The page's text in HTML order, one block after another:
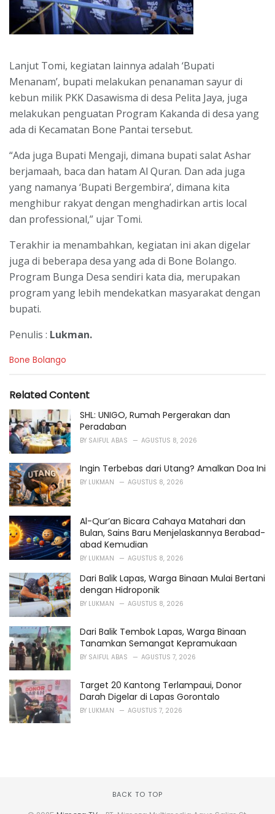
Lanjut Tomi, kegiatan lainnya adalah ‘Bupati
Menanam’, bupati melakukan penanaman sayur di
kebun milik PKK Dasawisma di desa Pelita Jaya, juga
melakukan penguatan Program Kakanda di desa yang
ada di Kecamatan Bone Pantai tersebut.
“Ada juga Bupati Mengaji, dimana bupati salat Ashar
berjamaah, baca dan hatam Al Quran. Dan ada juga
yang namanya ‘Bupati Bergembira’, dimana kita
menghibur rakyat dengan menghadirkan artis local
dan professional,” ujar Tomi.
Terakhir ia menambahkan, kegiatan ini akan digelar
juga di beberapa desa yang ada di Bone Bolango.
Program Bunga Desa sendiri kata dia, merupakan
program yang lebih mendekatkan masyarakat dengan
bupati.
Penulis : Lukman.
C
e
o
r
i
e
:
Bone Bolango
Related Content
SHL: UNIGO, Rumah Pergerakan dan
Peradaban
BY SAIFUL ABAS AGUSTUS 8, 2026
Ingin Terbebas dari Utang? Amalkan Doa Ini
BY LUKMAN AGUSTUS 8, 2026
Al-Qur’an Bicara Cahaya Matahari dan
Bulan, Sains Baru Menjelaskannya Berabad-
abad Kemudian
BY LUKMAN AGUSTUS 8, 2026
Dari Balik Lapas, Warga Binaan Mulai Bertani
dengan Hidroponik
BY LUKMAN AGUSTUS 8, 2026
Dari Balik Tembok Lapas, Warga Binaan
Tanamkan Semangat Kepramukaan
BY SAIFUL ABAS AGUSTUS 7, 2026
Target 20 Kantong Terlampaui, Donor
Darah Digelar di Lapas Gorontalo
BY LUKMAN AGUSTUS 7, 2026
BACK TO TOP